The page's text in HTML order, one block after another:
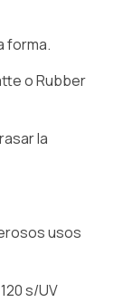
forma.
o Rubber
la
usos
s/UV